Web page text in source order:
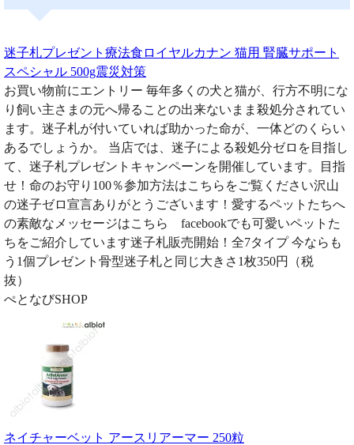
迷子札プレゼント療法食ロイヤルカナン 猫用 腎臓サポート
スペシャル 500g震災対策
お買い物前にエントリー 毎年多くの犬と猫が、行方不明にな
り飼い主さまの元へ帰ることの出来ないまま殺処分されてい
ます。迷子札が付いていれば助かった命が、一体どのくらい
あるでしょうか。 当店では、迷子による殺処分ゼロを目指し
て、迷子札プレゼントキャンペーンを開催しています。目指
せ！命のお守り100％参加方法はこちらをご覧ください沢山
の迷子ゼロ宣言ありがとうございます！愛するペットたちへ
の素敵なメッセージはこちら facebookでも可愛いペットた
ちをご紹介しています迷子札販売開始！全7タイプ 今ならも
う1個プレゼント骨型迷子札と同じ大きさ1枚350円（税
抜）
ぺとなびSHOP
ネイチャーベット アースリアーマー 250粒